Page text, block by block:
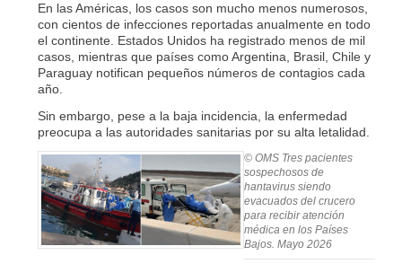
En las Américas, los casos son mucho menos numerosos,
con cientos de infecciones reportadas anualmente en todo
el continente. Estados Unidos ha registrado menos de mil
casos, mientras que países como Argentina, Brasil, Chile y
Paraguay notifican pequeños números de contagios cada
año.
Sin embargo, pese a la baja incidencia, la enfermedad
preocupa a las autoridades sanitarias por su alta letalidad.
© OMS Tres pacientes
sospechosos de
hantavirus siendo
evacuados del crucero
para recibir atención
médica en los Países
Bajos. Mayo 2026